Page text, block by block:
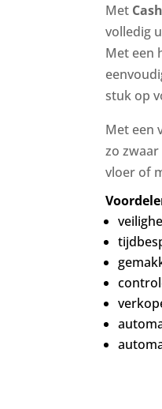
Met Cash
volledig
Met een
stuk op
Met een
zo
vloer of